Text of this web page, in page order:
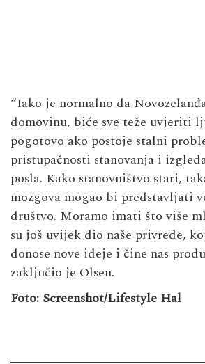
“Iako je normalno da
domovinu, biće sve teže uvjeriti
pogotovo ako postoje stalni
pristupačnosti stanovanja i
posla. Kako stanovništvo stari,
mozgova mogao bi predstavljati
društvo. Moramo imati što više
su još uvijek dio naše privrede,
donose nove ideje i čine nas
zaključio je Olsen.
Foto: Screenshot/Lifestyle Hal